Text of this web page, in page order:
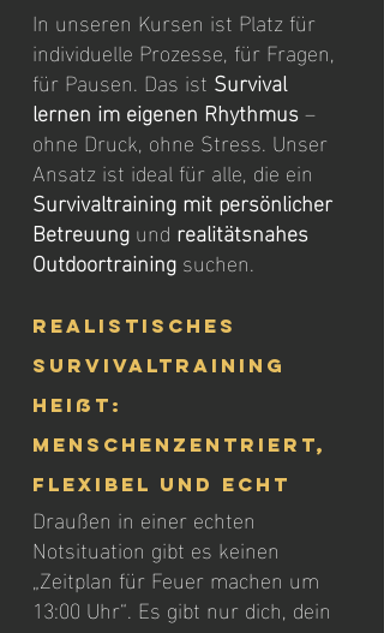
In unseren Kursen ist Platz für
individuelle Prozesse, für Fragen,
für Pausen. Das ist Survival
lernen im eigenen Rhythmus –
ohne Druck, ohne Stress. Unser
Ansatz ist ideal für alle, die ein
Survivaltraining mit persönlicher
Betreuung und realitätsnahes
Outdoortraining suchen.
Realistisches
Survivaltraining
heißt:
menschenzentriert,
flexibel und echt
Draußen in einer echten
Notsituation gibt es keinen
„Zeitplan für Feuer machen um
13:00 Uhr“. Es gibt nur dich, dein